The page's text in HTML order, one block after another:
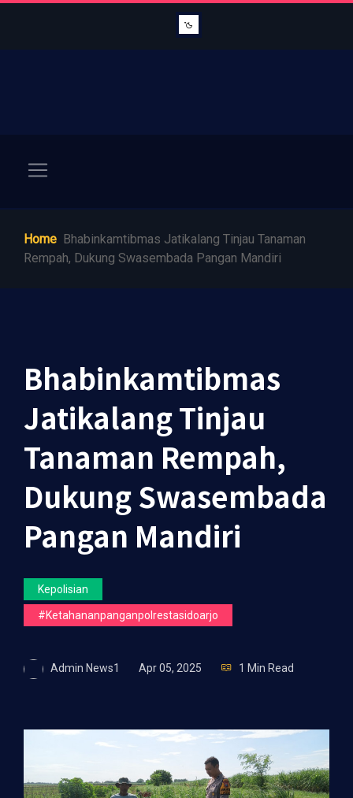
Home Bhabinkamtibmas Jatikalang Tinjau Tanaman
Rempah, Dukung Swasembada Pangan Mandiri
Bhabinkamtibmas
Jatikalang Tinjau
Tanaman Rempah,
Dukung Swasembada
Pangan Mandiri
Kepolisian
#ketahananpanganpolrestasidoarjo
Admin News1 Apr 05, 2025 1 Min Read